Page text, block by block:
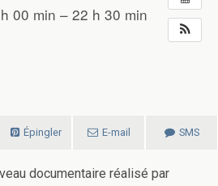
00 min – 22 h 30 min
Épingler E-mail SMS
documentaire réalisé par